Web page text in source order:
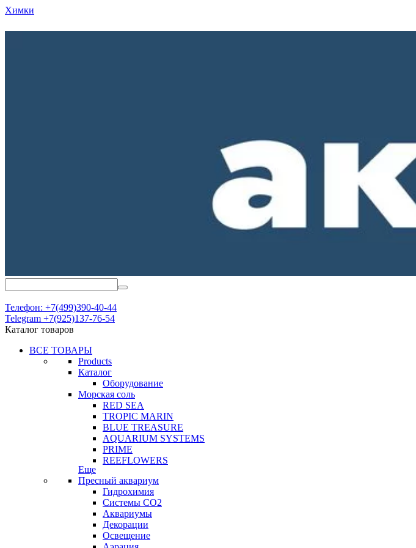
Химки
Телефон: +7(499)390-40-44
Telegram +7(925)137-76-54
Каталог товаров
ВСЕ ТОВАРЫ
Products
Каталог
Оборудование
Морская соль
RED SEA
TROPIC MARIN
BLUE TREASURE
AQUARIUM SYSTEMS
PRIME
REEFLOWERS
Еще
Пресный аквариум
Гидрохимия
Системы СО2
Аквариумы
Декорации
Освещение